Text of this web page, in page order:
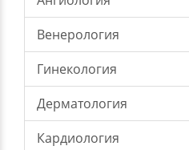
Венерология
Гинекология
Дерматология
Кардиология